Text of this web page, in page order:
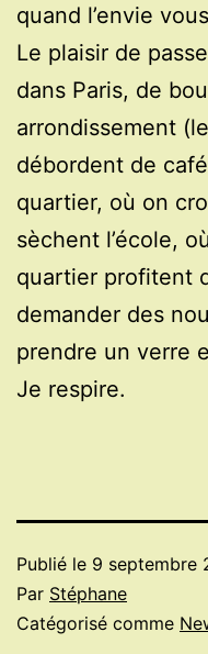
quand l’envie
Le plaisir de
dans Paris, de
arrondissement
débordent de
quartier, où on
sèchent l’école,
quartier profitent
demander des
prendre un verre
Je respire.
Publié le 9 septembre
Par Stéphane
Catégorisé comme